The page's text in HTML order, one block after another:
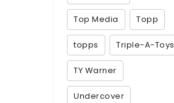
Top Media Topp
topps Triple-A-Toys
TY Warner
Undercover